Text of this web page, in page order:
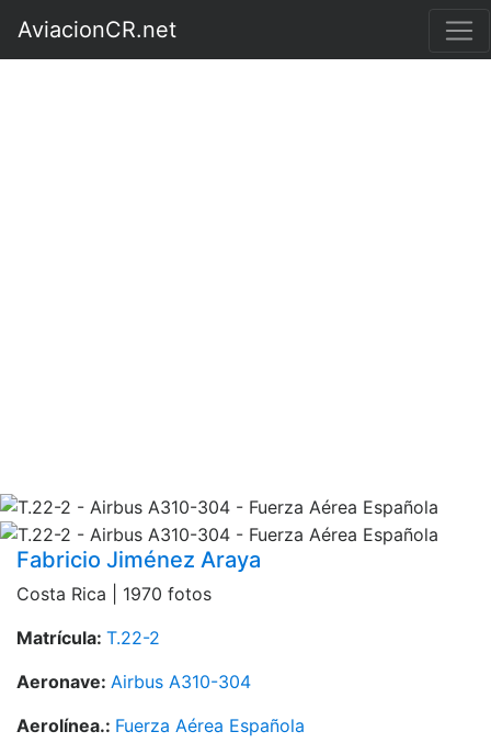
AviacionCR.net
Fabricio Jiménez Araya
Costa Rica | 1970 fotos
Matrícula: T.22-2
Aeronave: Airbus A310-304
Aerolínea.: Fuerza Aérea Española